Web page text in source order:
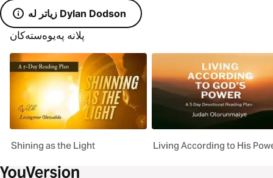
زیاتر لە Dylan Dodson
پلانە پەیوەستەکان
Shining as the Light Living According to His